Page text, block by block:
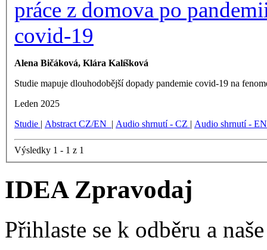
Alena Bičáková, Klára Kalíšková
Studie mapuje dlouhodobější dopady pandemie covid-19 na
Leden 2025
Studie | Abstract CZ/EN | Audio shrnutí - CZ | Audio shrnutí -
Výsledky 1 - 1 z 1
IDEA Zpravodaj
Přihlaste se k odběru a